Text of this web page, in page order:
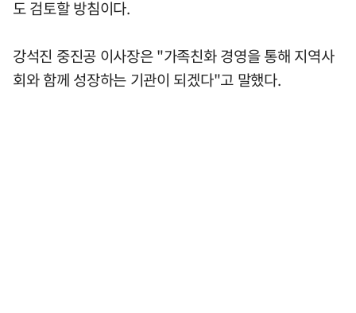
도 검토할 방침이다.
강석진 중진공 이사장은 "가족친화 경영을 통해 지역사
회와 함께 성장하는 기관이 되겠다"고 말했다.